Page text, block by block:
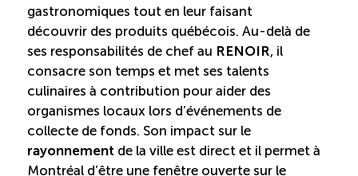
gastronomiques tout en leur faisant
découvrir des produits québécois. Au-delà de
ses responsabilités de chef au RENOIR, il
consacre son temps et met ses talents
culinaires à contribution pour aider des
organismes locaux lors d’événements de
collecte de fonds. Son impact sur le
rayonnement de la ville est direct et il permet à
Montréal d’être une fenêtre ouverte sur le